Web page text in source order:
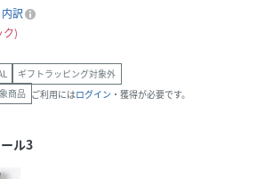
内訳
ク
ギフトラッピング対象外
商品 ご利用にはログイン ・獲得が必要です。
ル3